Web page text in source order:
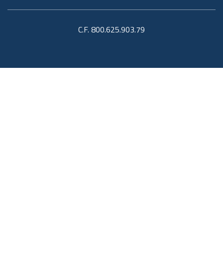
C.F. 800.625.903.79